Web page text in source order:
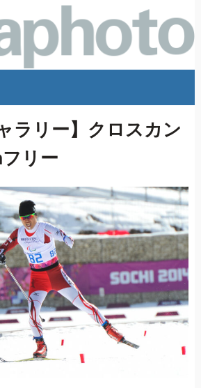
ラリー】クロスカン
フリー